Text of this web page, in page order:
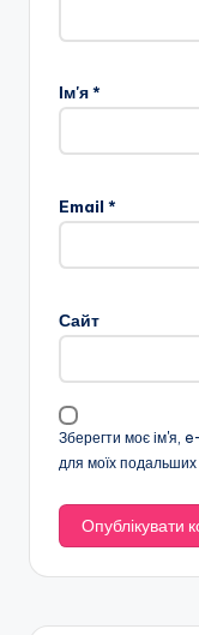
Ім'я*
Email *
Сайт
Зберегти моє ім'я,
для моїх подальших